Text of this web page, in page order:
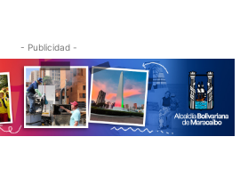
- Publicidad -